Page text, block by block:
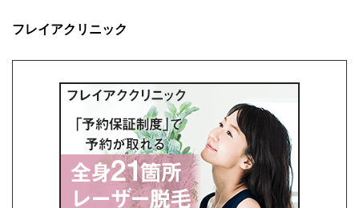
フレイアクリニック